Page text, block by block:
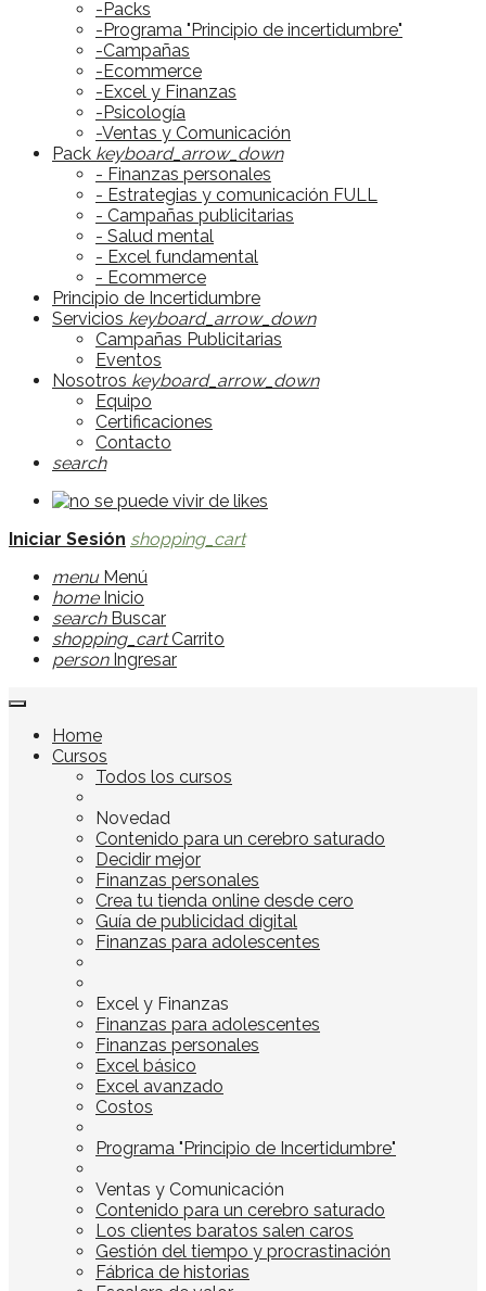
-Packs
-Programa "Principio de incertidumbre"
-Campañas
-Ecommerce
-Excel y Finanzas
-Psicología
-Ventas y Comunicación
Pack keyboard_arrow_down
- Finanzas personales
- Estrategias y comunicación FULL
- Campañas publicitarias
- Salud mental
- Excel fundamental
- Ecommerce
Principio de Incertidumbre
Servicios keyboard_arrow_down
Campañas Publicitarias
Eventos
Nosotros keyboard_arrow_down
Equipo
Certificaciones
Contacto
search
Iniciar Sesión shopping_cart
menu Menú
home Inicio
search Buscar
shopping_cart Carrito
person Ingresar
Home
Cursos
Todos los cursos
Novedad
Contenido para un cerebro saturado
Decidir mejor
Finanzas personales
Crea tu tienda online desde cero
Guía de publicidad digital
Finanzas para adolescentes
Excel y Finanzas
Finanzas para adolescentes
Finanzas personales
Excel básico
Excel avanzado
Costos
Programa "Principio de Incertidumbre"
Ventas y Comunicación
Contenido para un cerebro saturado
Los clientes baratos salen caros
Gestión del tiempo y procrastinación
Fábrica de historias